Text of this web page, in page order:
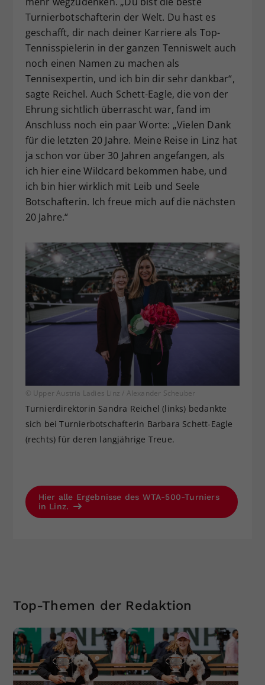
Turnierbotschafterin der Welt. Du hast es
geschafft, dir nach deiner Karriere als Top-
Tennisspielerin in der ganzen Tenniswelt auch
noch einen Namen zu machen als
Tennisexpertin, und ich bin dir sehr dankbar“,
sagte Reichel. Auch Schett-Eagle, die von der
Ehrung sichtlich überrascht war, fand im
Anschluss noch ein paar Worte: „Vielen Dank
für die letzten 20 Jahre. Meine Reise in Linz hat
ja schon vor über 30 Jahren angefangen, als
ich hier eine Wildcard bekommen habe, und
ich bin hier wirklich mit Leib und Seele
Botschafterin. Ich freue mich auf die nächsten
20 Jahre.“
© Upper Austria Ladies Linz / Alexander Scheuber
Turnierdirektorin Sandra Reichel (links) bedankte
sich bei Turnierbotschafterin Barbara Schett-Eagle
(rechts) für deren langjährige Treue.
Hier alle Ergebnisse des WTA-500-Turniers
in Linz.
Top-Themen der Redaktion